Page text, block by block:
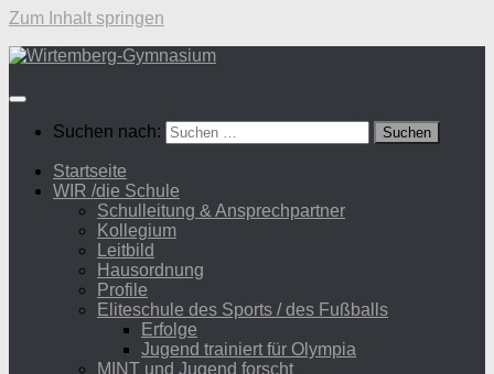
Zum Inhalt springen
Suchen nach:
Startseite
WIR /die Schule
Schulleitung & Ansprechpartner
Kollegium
Leitbild
Hausordnung
Profile
Eliteschule des Sports / des Fußballs
Erfolge
Jugend trainiert für Olympia
MINT und Jugend forscht